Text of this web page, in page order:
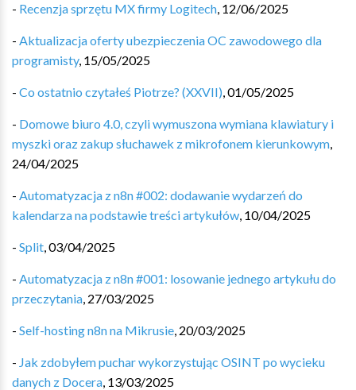
- Recenzja sprzętu MX firmy Logitech, 12/06/2025
- Aktualizacja oferty ubezpieczenia OC zawodowego dla
programisty, 15/05/2025
- Co ostatnio czytałeś Piotrze? (XXVII),01/05/2025
- Domowe biuro 4.0, czyli wymuszona wymiana klawiatury i
myszki oraz zakup słuchawek z mikrofonem kierunkowym,
24/04/2025
- Automatyzacja z n8n #002: dodawanie wydarzeń do
kalendarza na podstawie treści artykułów, 10/04/2025
- Split,03/04/2025
- Automatyzacja z n8n #001: losowanie jednego artykułu do
przeczytania, 27/03/2025
- Self-hosting n8n na Mikrusie, 20/03/2025
- Jak zdobyłem puchar wykorzystując OSINT po wycieku
danych z Docera, 13/03/2025